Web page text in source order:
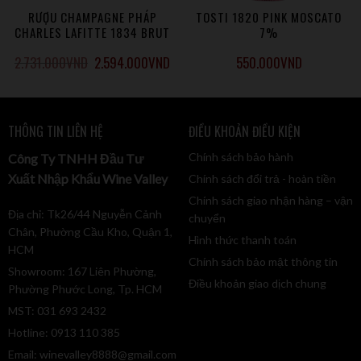
RƯỢU CHAMPAGNE PHÁP
CHARLES LAFITTE 1834 BRUT
2.594.000VND
TOSTI 1820 PINK MOSCATO
7%
550.000VND
THÔNG TIN LIÊN HỆ
Công Ty TNHH Đầu Tư
Xuất Nhập Khẩu Wine Valley
Địa chỉ: Tk26/44 Nguyễn Cảnh
Chân, Phường Cầu Kho, Quận 1,
HCM
Showroom: 167 Liên Phường,
Phường Phước Long, Tp. HCM
MST: 031 693 2432
Hotline: 0913 110 385
Email: winevalley8888@gmail.com
ĐIỀU KHOẢN ĐIỀU KIỆN
Chính sách bảo hành
Chính sách đổi trả - hoàn tiền
Chính sách giao nhận hàng – vận
chuyển
Hình thức thanh toán
Chính sách bảo mật thông tin
Điều khoản giao dịch chung